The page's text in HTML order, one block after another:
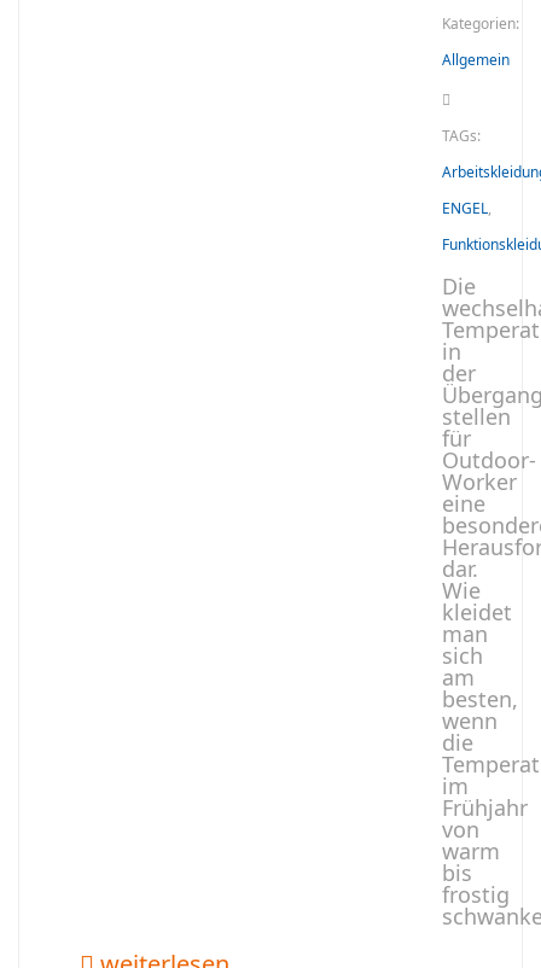
Kategorien:
Allgemein
TAGs:
ENGEL,
Die
in
der
stellen
für
Outdoor-
Worker
eine
dar.
Wie
kleidet
man
sich
am
besten,
wenn
die
im
Frühjahr
von
warm
bis
frostig